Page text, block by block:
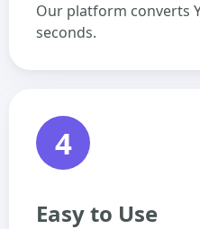
Our platform converts
seconds.
4
Easy to Use